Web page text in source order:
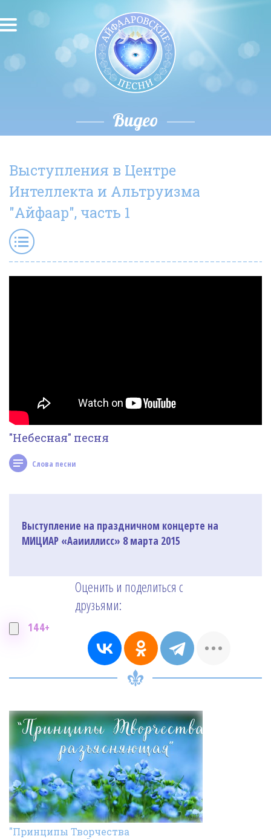
О песнях
Исполнители
О влиянии звука
Новости
Скачать
Контакты
Фотогалерея
Видео
Выступления в Центре
Интеллекта и Альтруизма
"Айфаар", часть 1
"Небесная" песня
Слова песни
Выступление на праздничном концерте на
МИЦИАР «Ааииллисс» 8 марта 2015
144+
Оценить и поделиться с
друзьями:
"Принципы Творчества